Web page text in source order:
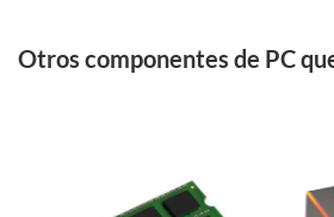
Otros componentes de PC